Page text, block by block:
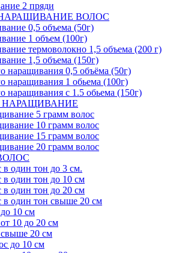
2 пряди
ВОЛОС
0,5 объема (50г)
1 объем (100г)
термоволокно 1,5 объема (200 г)
1,5 объема (150г)
наращивания 0,5 объёма (50г)
наращивания 1 обьема (100г)
наращивания с 1.5 обьема (150г)
5 грамм волос
10 грамм волос
15 грамм волос
20 грамм волос
один тон до 3 см.
один тон до 10 см
один тон до 20 см
в один тон свыше 20 см
10 см
10 до 20 см
20 см
до 10 см